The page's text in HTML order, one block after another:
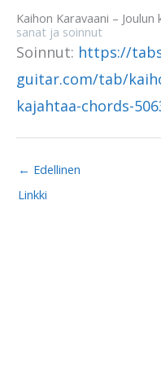
Kaihon Karavaani –
sanat ja soinnut
Soinnut: https://
guitar.com/tab/
kajahtaa-chords-
← Edellinen
Linkki